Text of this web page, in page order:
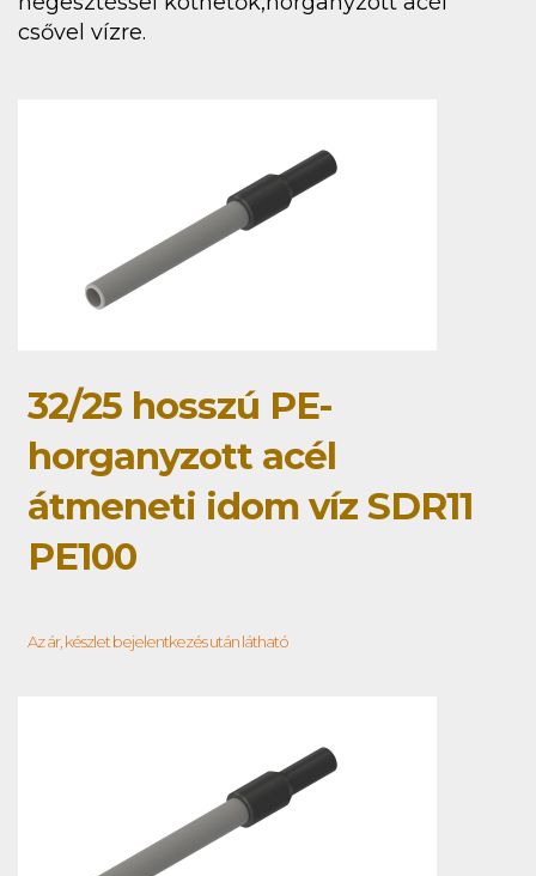
csővel vízre.
32/25 hosszú PE-
horganyzott acél
átmeneti idom víz SDR11
PE100
Az ár, készlet bejelentkezés után látható